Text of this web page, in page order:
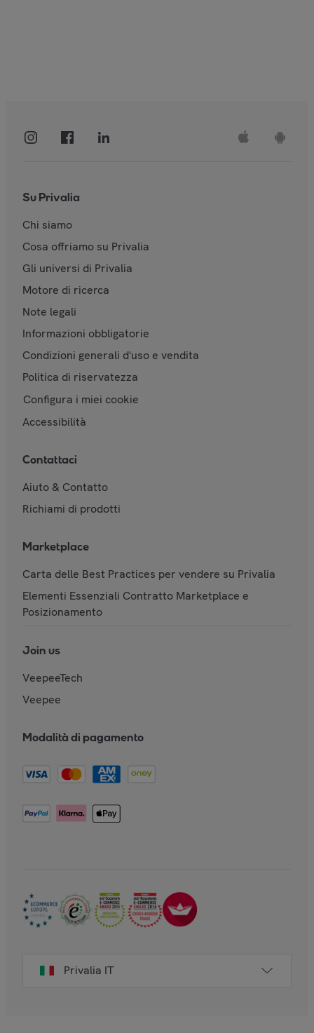
Su Privalia
Chi siamo
Cosa offriamo su Privalia
Gli universi di Privalia
Motore di ricerca
Note legali
Informazioni obbligatorie
Condizioni generali d'uso e vendita
Politica di riservatezza
Configura i miei cookie
Accessibilità
Contattaci
Aiuto & Contatto
Richiami di prodotti
Marketplace
Carta delle Best Practices per vendere su Privalia
Elementi Essenziali Contratto Marketplace e
Posizionamento
Join us
VeepeeTech
Veepee
Modalità di pagamento
Privalia IT